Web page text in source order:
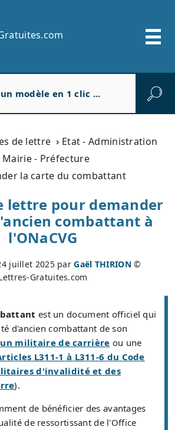
de lettre
Etat - Administration
Mairie - Préfecture
la carte du combattant
lettre pour demander
combattant à
l'ONaCVG
juillet 2025parGaël THIRION©
Gratuites.com
est un document officiel qui
d'ancien combattant de son
un militaire de carrière ou une
L311-1 à L311-6 du Code
d'invalidité et des
).
de bénéficier des avantages
de ressortissant de l'Office